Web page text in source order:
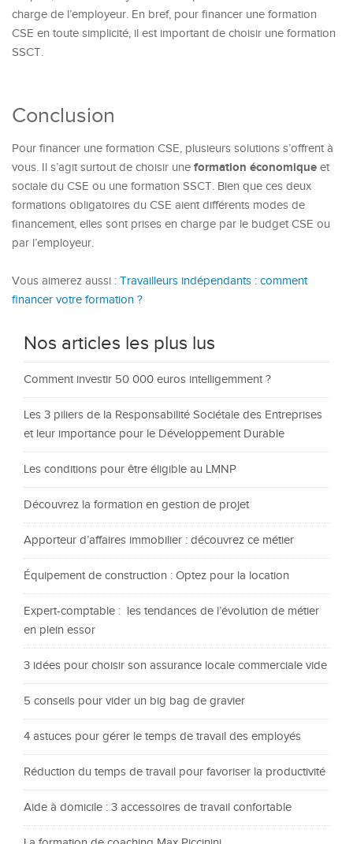
charge de l’employeur. En bref, pour financer une formation
CSE en toute simplicité, il est important de choisir une formation
SSCT.
Conclusion
Pour financer une formation CSE, plusieurs solutions s’offrent à
vous. Il s’agit surtout de choisir une formation économique et
sociale du CSE ou une formation SSCT. Bien que ces deux
formations obligatoires du CSE aient différents modes de
financement, elles sont prises en charge par le budget CSE ou
par l’employeur.
Vous aimerez aussi : Travailleurs indépendants : comment
financer votre formation ?
Nos articles les plus lus
Comment investir 50 000 euros intelligemment ?
Les 3 piliers de la Responsabilité Sociétale des Entreprises
et leur importance pour le Développement Durable
Les conditions pour être éligible au LMNP
Découvrez la formation en gestion de projet
Apporteur d’affaires immobilier : découvrez ce métier
Équipement de construction : Optez pour la location
Expert-comptable : les tendances de l’évolution de métier
en plein essor
3 idées pour choisir son assurance locale commerciale vide
5 conseils pour vider un big bag de gravier
4 astuces pour gérer le temps de travail des employés
Réduction du temps de travail pour favoriser la productivité
Aide à domicile : 3 accessoires de travail confortable